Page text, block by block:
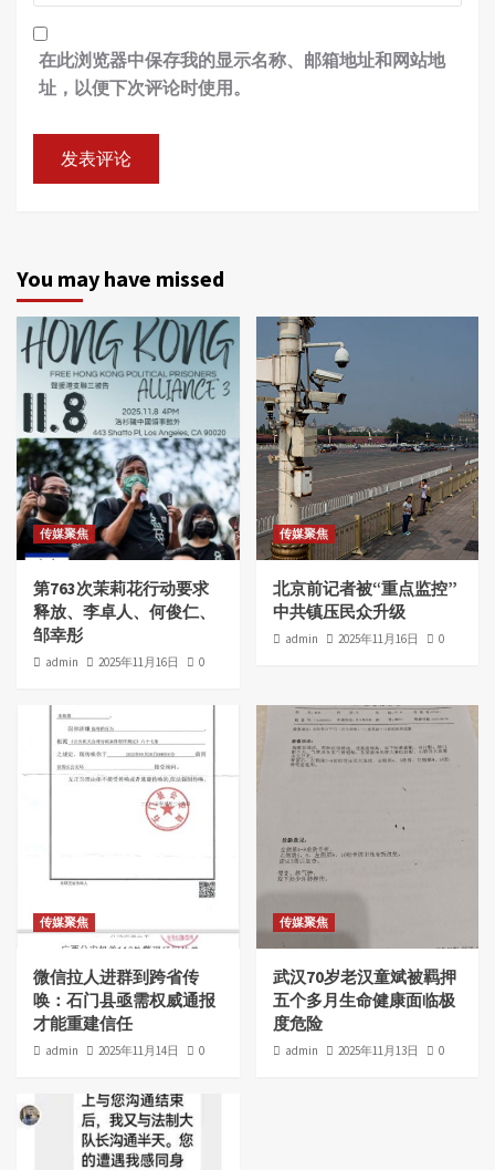
在此浏览器中保存我的显示名称、邮箱地址和网站地
址，以便下次评论时使用。
You may have missed
传媒聚焦
第763次茉莉花行动要求
释放、李卓人、何俊仁、
邹幸彤
admin 2025年11月16日 0
传媒聚焦
北京前记者被“重点监控”
中共镇压民众升级
admin 2025年11月16日 0
传媒聚焦
微信拉人进群到跨省传
唤：石门县亟需权威通报
才能重建信任
admin 2025年11月14日 0
传媒聚焦
武汉70岁老汉童斌被羁押
五个多月生命健康面临极
度危险
admin 2025年11月13日 0